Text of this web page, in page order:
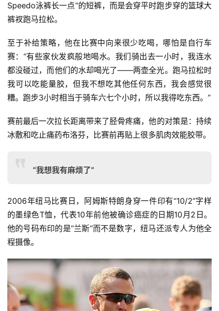
Speedo泳裤长一点”的短裤，而是会穿平时跑步穿的篮球大
裤衩跑马拉松。
至于补给策略，他在比赛中向来很少吃喝，哪怕是自行车
赛：“有些家伙发疯般地喝水。我们骑出去一小时，我连水
都没碰过，而他们的水却喝光了——两壶全光。跑马拉松时
我可以吃能量胶，但我不想吃其他任何东西，我会感觉很
糟。跑步3小时相当于骑车六七个小时，所以我得吃东西。”
赛前最后一次拉长距离带来了胫骨疼痛，他的对策是：持续
冰敷和吃止痛药布洛芬，比赛前再贴上很多肌肉效能胶带。
“我想我有麻烦了”
2006年纽马比赛日，阿姆斯特朗身穿一件印有“10/2”字样
的墨绿色T恤，代表10年前他被确诊癌症的日期10月2日。
他的号码布印的是“兰斯”而不是数字，纽马还派专人为他全
程摄像。